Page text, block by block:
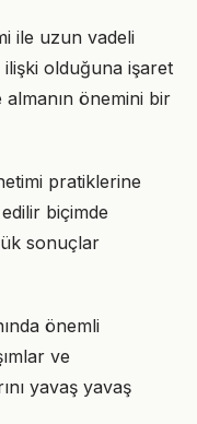
ile uzun vadeli
ilişki olduğuna işaret
önemini bir
pratiklerine
biçimde
sonuçlar
önemli
ve
yavaş yavaş